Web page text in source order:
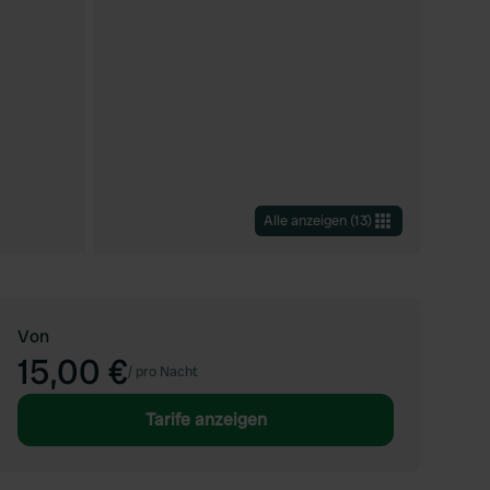
Alle anzeigen (13)
Von
15,00 €/ pro Nacht
Tarife anzeigen